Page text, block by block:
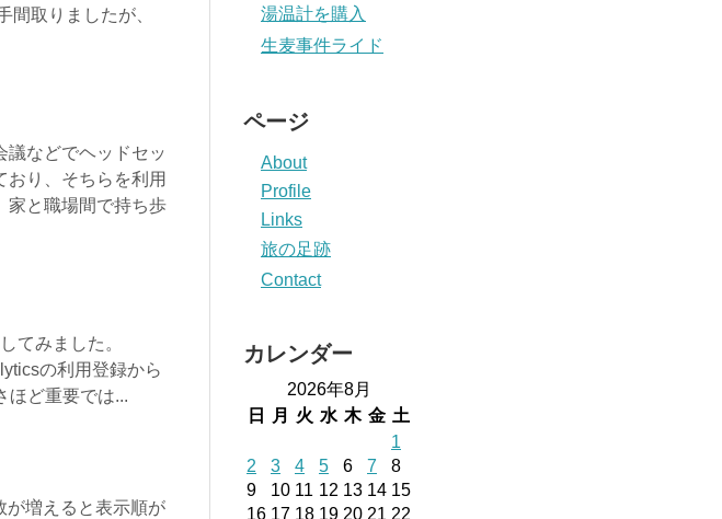
間取りましたが、
議などでヘッドセッ
おり、そちらを利用
家と職場間で持ち歩
てみました。
の利用登録から
ほど重要では...
が増えると表示順が
湯温計を購入
生麦事件ライド
ページ
About
Profile
Links
旅の足跡
Contact
カレンダー
2026年8月
日
月 火 水 木 金 土
1
2
3 4 5 6 7
8
9
10 11 12 13 14 15
16 17 18 19 20 21 22